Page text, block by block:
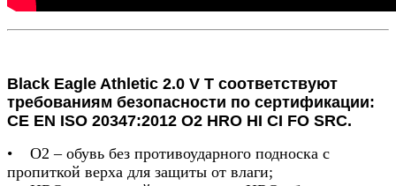
Black Eagle Athletic 2.0 V T соответствуют
требованиям безопасности по сертификации:
CE EN ISO 20347:2012 O2 HRO HI CI FO SRC.
• O2 – обувь без противоударного подноска с
пропиткой верха для защиты от влаги;